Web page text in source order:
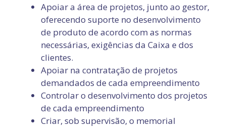
Apoiar a área de projetos, junto ao gestor,
oferecendo suporte no desenvolvimento
de produto de acordo com as normas
necessárias, exigências da Caixa e dos
clientes.
Apoiar na contratação de projetos
demandados de cada empreendimento
Controlar o desenvolvimento dos projetos
de cada empreendimento
Criar, sob supervisão, o memorial